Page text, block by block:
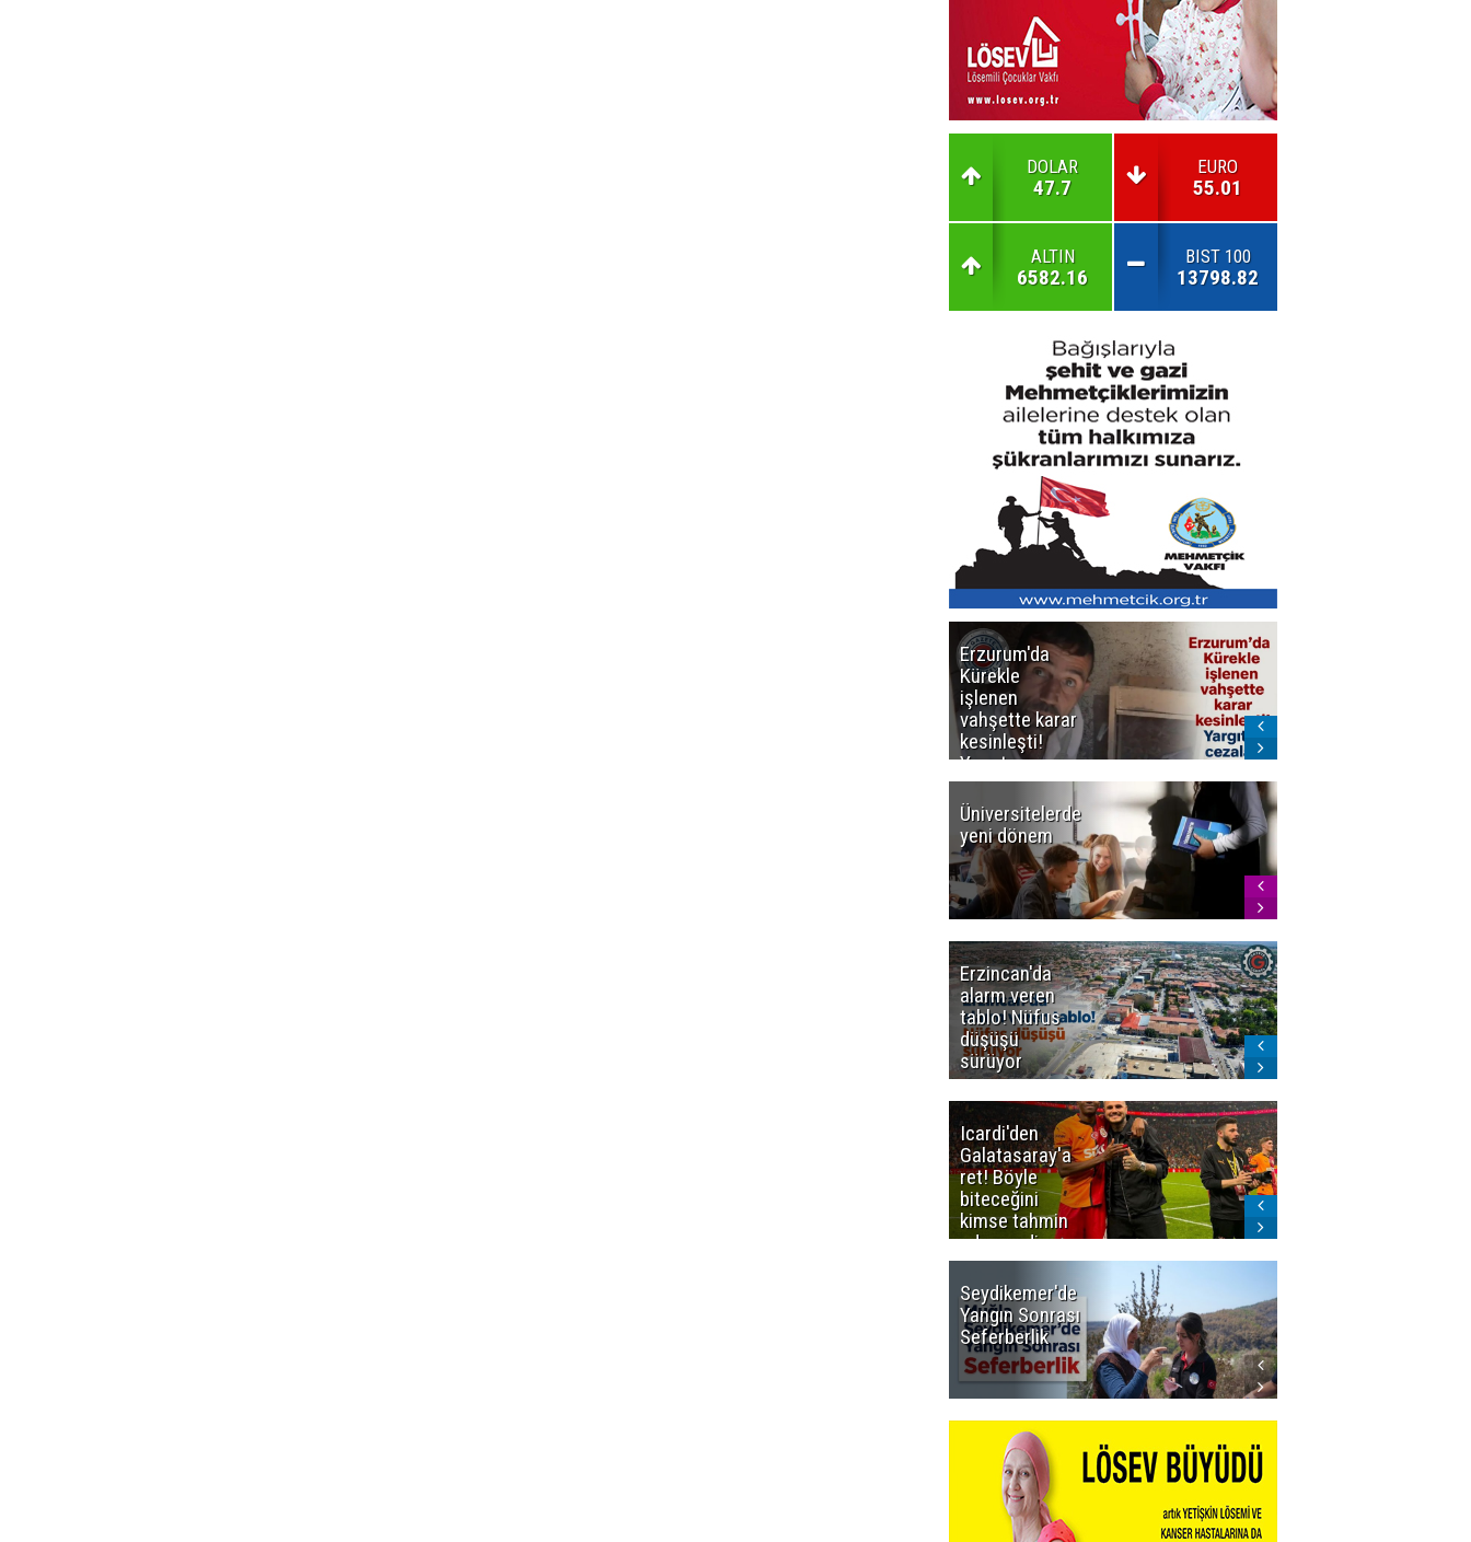
DOLAR
47.7
EURO
55.01
ALTIN
6582.16
BIST 100
13798.82
Erzurum'da
Kürekle
işlenen
vahşette karar
kesinleşti!
Yargıtay
cezaları onadı
Üniversitelerde
yeni dönem
Erzincan'da
alarm veren
tablo! Nüfus
düşüşü
sürüyor
Icardi'den
Galatasaray'a
ret! Böyle
biteceğini
kimse tahmin
edemezdi
Seydikemer'de
Yangın Sonrası
Seferberlik